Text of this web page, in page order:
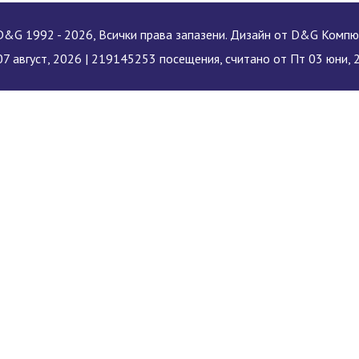
1992 - 2026, Всички права запазени. Дизайн от D&G
август, 2026 | 219145253 посещения, считано от Пт 03 юни,